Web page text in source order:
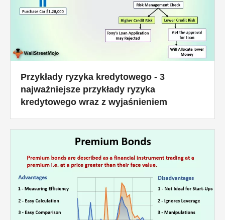
Przykłady ryzyka kredytowego - 3
najważniejsze przykłady ryzyka
kredytowego wraz z wyjaśnieniem